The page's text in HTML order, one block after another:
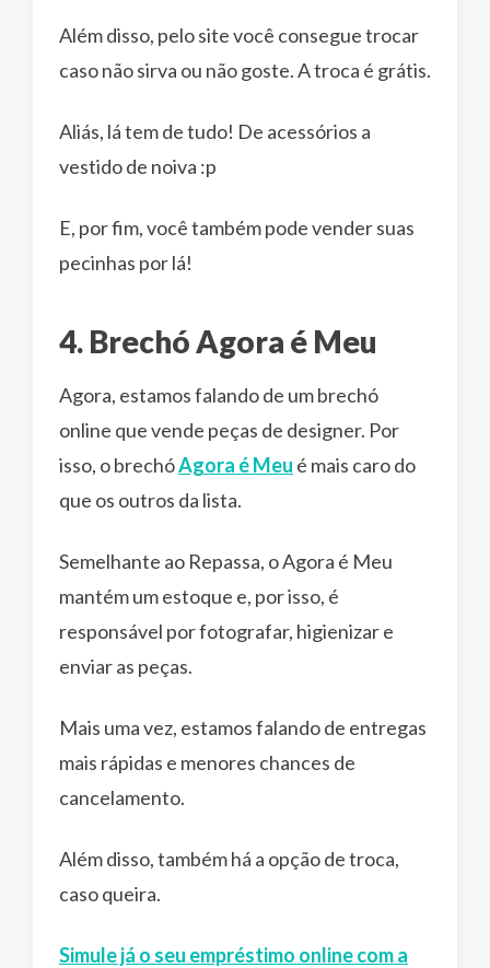
Além disso, pelo site você consegue trocar
caso não sirva ou não goste. A troca é grátis.
Aliás, lá tem de tudo! De acessórios a
vestido de noiva :p
E, por fim, você também pode vender suas
pecinhas por lá!
4. Brechó Agora é Meu
Agora, estamos falando de um brechó
online que vende peças de designer. Por
isso, o brechóAgora é Meu é mais caro do
que os outros da lista.
Semelhante ao Repassa, o Agora é Meu
mantém um estoque e, por isso, é
responsável por fotografar, higienizar e
enviar as peças.
Mais uma vez, estamos falando de entregas
mais rápidas e menores chances de
cancelamento.
Além disso, também há a opção de troca,
caso queira.
Simule já o seu empréstimo online com a